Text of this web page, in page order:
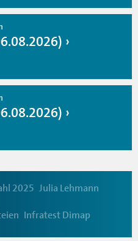
2025 Julia Lehmann
Infratest Dimap